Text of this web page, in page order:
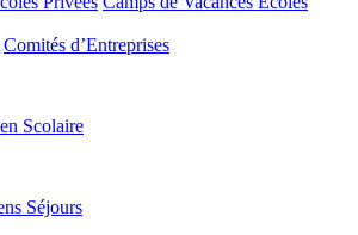
Comités d’Entreprises
Scolaire
Séjours